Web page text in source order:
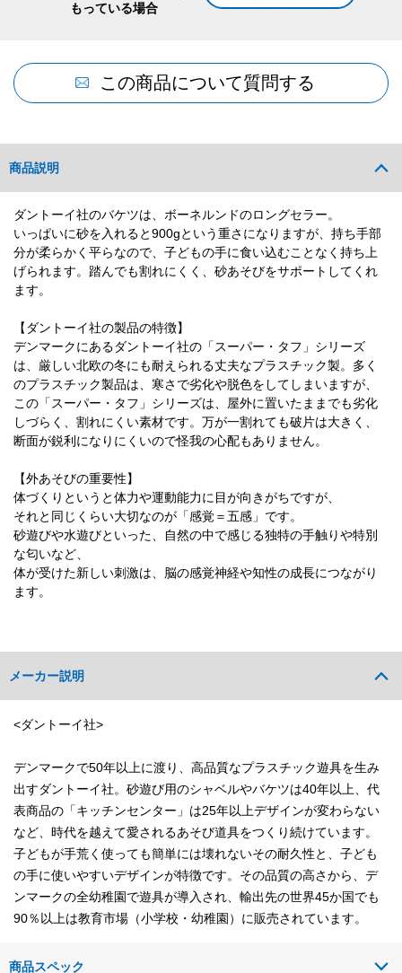
もっている場合
この商品について質問する
商品説明
ダントーイ社のバケツは、ボーネルンドのロングセラー。
いっぱいに砂を入れると900gという重さになりますが、持ち手部
分が柔らかく平らなので、子どもの手に食い込むことなく持ち上
げられます。踏んでも割れにくく、砂あそびをサポートしてくれ
ます。
【ダントーイ社の製品の特徴】
デンマークにあるダントーイ社の「スーパー・タフ」シリーズ
は、厳しい北欧の冬にも耐えられる丈夫なプラスチック製。多く
のプラスチック製品は、寒さで劣化や脱色をしてしまいますが、
この「スーパー・タフ」シリーズは、屋外に置いたままでも劣化
しづらく、割れにくい素材です。万が一割れても破片は大きく、
断面が鋭利になりにくいので怪我の心配もありません。
【外あそびの重要性】
体づくりというと体力や運動能力に目が向きがちですが、
それと同じくらい大切なのが「感覚＝五感」です。
砂遊びや水遊びといった、自然の中で感じる独特の手触りや特別
な匂いなど、
体が受けた新しい刺激は、脳の感覚神経や知性の成長につながり
ます。
メーカー説明
<ダントーイ社>
デンマークで50年以上に渡り、高品質なプラスチック遊具を生み
出すダントーイ社。砂遊び用のシャベルやバケツは40年以上、代
表商品の「キッチンセンター」は25年以上デザインが変わらない
など、時代を越えて愛されるあそび道具をつくり続けています。
子どもが手荒く使っても簡単には壊れないその耐久性と、子ども
の手に使いやすいデザインが特徴です。その品質の高さから、デ
ンマークの全幼稚園で遊具が導入され、輸出先の世界45か国でも
90％以上は教育市場（小学校・幼稚園）に販売されています。
商品スペック